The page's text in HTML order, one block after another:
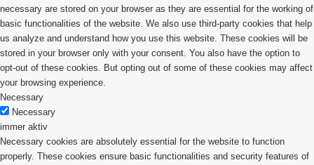
necessary are stored on your browser as they are essential for the working of
basic functionalities of the website. We also use third-party cookies that help
us analyze and understand how you use this website. These cookies will be
stored in your browser only with your consent. You also have the option to
opt-out of these cookies. But opting out of some of these cookies may affect
your browsing experience.
Necessary
Necessary
immer aktiv
Necessary cookies are absolutely essential for the website to function
properly. These cookies ensure basic functionalities and security features of